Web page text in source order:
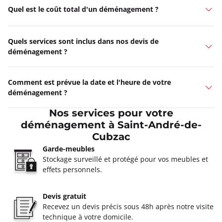
Quel est le coût total d'un déménagement ?
Quels services sont inclus dans nos devis de
déménagement ?
Comment est prévue la date et l'heure de votre
déménagement ?
Nos services pour votre
déménagement à Saint-André-de-
Cubzac
Garde-meubles
Stockage surveillé et protégé pour vos meubles et
effets personnels.
Devis gratuit
Recevez un devis précis sous 48h après notre visite
technique à votre domicile.